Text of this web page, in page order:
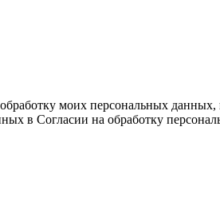
моих персональных
в Согласии на обработку